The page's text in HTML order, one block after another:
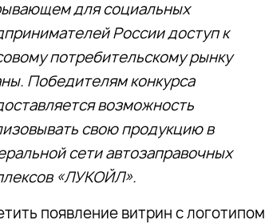
для социальных
России доступ к
потребительскому рынку
Победителям конкурса
возможность
свою продукцию в
сети автозаправочных
«ЛУКОЙЛ».
появление витрин с логотипом